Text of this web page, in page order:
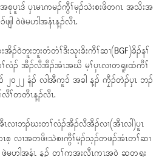
ၤဒ် ပှၤမၤကမၣ်ကွီၢ်မ့ၣ်သဲးစးဖိတဂၤ အသိးအ
ါ ဝဲဖဲမဟါအနံၤန့ၣ်လီၤ.
ၣ်ဝဲဘူးဘူးတံတံၢ်ဒီးသုးခိးကီၢ်ဆၢ(BGF)ခိၣ်နၢ်
ၢ်လံၣ် အီၣ်လီအီၣ်အံၤအဃိ မ့ၢ်ပှၤလၢတရူးထံကီၢ်
၂၀၂၂ နံၣ် လါအီကူၥ် အခါ န့ၣ် ကၠီၣ်တဲၣ်ပှၤ ဘၣ်
လီၢ်တတီၤန့ၣ်လီၤ.
လၢဘၣ်ဃးတၢ်လံၣ်အီၣ်လီအီၣ်လၢ(အီၤလါ)ပူၤ
စ့ လၢအတဖိးသဲစးကွီၢ်မ့ၣ်သ့ၣ်တဖၣ်အံၤတၢ်ဆၢ
မဟါအနံၤ န့ၣ် တၢ်ကအးလီၤက့ၤအဝဲ ဆူတရူး